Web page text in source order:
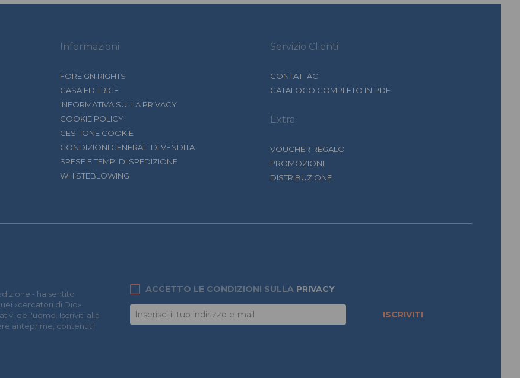
Informazioni
FOREIGN RIGHTS
CASA EDITRICE
INFORMATIVA SULLA PRIVACY
COOKIE POLICY
GESTIONE COOKIE
CONDIZIONI GENERALI DI VENDITA
SPESE E TEMPI DI SPEDIZIONE
WHISTEBLOWING
Servizio Clienti
CONTATTACI
CATALOGO COMPLETO IN PDF
Extra
VOUCHER REGALO
PROMOZIONI
DISTRIBUZIONE
- ha sentito
«cercatori di Dio»
dell'uomo. Iscriviti alla
anteprime, contenuti
ACCETTO LE CONDIZIONI SULLA PRIVACY
ISCRIVITI